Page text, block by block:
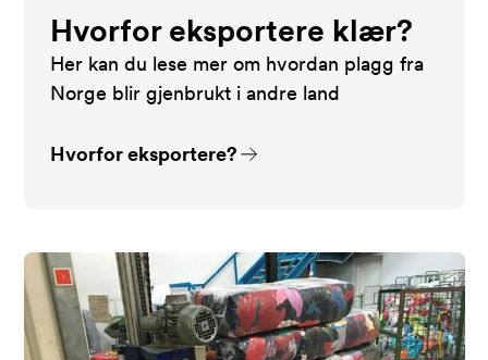
Hvorfor eksportere klær?
Her kan du lese mer om hvordan plagg fra
Norge blir gjenbrukt i andre land
Hvorfor eksportere?